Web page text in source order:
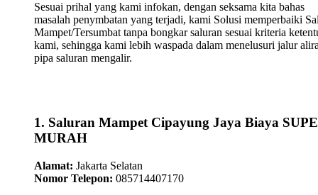
Sesuai prihal yang kami infokan, dengan seksama kita bahas
masalah penymbatan yang terjadi, kami Solusi memperbaiki
Mampet/Tersumbat tanpa bongkar saluran sesuai kriteria
kami, sehingga kami lebih waspada dalam menelusuri jalur
pipa saluran mengalir.
1. Saluran Mampet Cipayung Jaya Biaya
MURAH
Alamat: Jakarta Selatan
Nomor Telepon: 085714407170